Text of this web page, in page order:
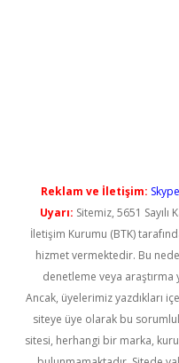
Reklam ve İletişim:
Uyarı: Sitemiz, 5651
İletişim Kurumu (BTK)
hizmet vermektedir. Bu
denetleme veya
Ancak, üyelerimiz yazdıkları
siteye üye olarak bu
sitesi, herhangi bir marka,